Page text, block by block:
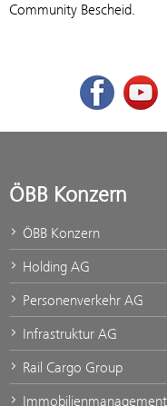
Community Bescheid.
Facebook
ÖBB Konzern
ÖBB Konzern
Holding AG
Personenverkehr AG
Infrastruktur AG
Rail Cargo Group